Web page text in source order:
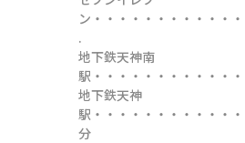
ン・・・・・・・・・・・
.
地下鉄天神南
駅・・・・・・・・・・・
地下鉄天神
駅・・・・・・・・・・・
分